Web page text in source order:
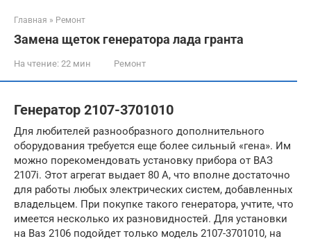
Главная » Ремонт
Замена щеток генератора лада гранта
На чтение: 22 мин Ремонт
Генератор 2107-3701010
Для любителей разнообразного дополнительного
оборудования требуется еще более сильный «гена». Им
можно порекомендовать установку прибора от ВАЗ
2107i. Этот агрегат выдает 80 А, что вполне достаточно
для работы любых электрических систем, добавленных
владельцем. При покупке такого генератора, учтите, что
имеется несколько их разновидностей. Для установки
на Ваз 2106 подойдет только модель 2107-3701010, на